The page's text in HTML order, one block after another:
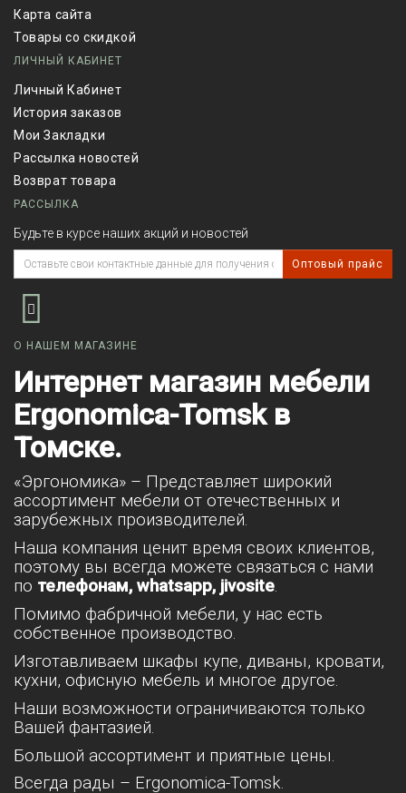
Карта сайта
Товары со скидкой
ЛИЧНЫЙ КАБИНЕТ
Личный Кабинет
История заказов
Мои Закладки
Рассылка новостей
Возврат товара
РАССЫЛКА
Будьте в курсе наших акций и новостей
Оптовый прайс
О НАШЕМ МАГАЗИНЕ
Интернет магазин мебели
Ergonomica-Tomsk в
Томске.
«Эргономика» – Представляет широкий
ассортимент мебели от отечественных и
зарубежных производителей.
Наша компания ценит время своих клиентов,
поэтому вы всегда можете связаться с нами
по телефонам, whatsapp, jivosite.
Помимо фабричной мебели, у нас есть
собственное производство.
Изготавливаем шкафы купе, диваны, кровати,
кухни, офисную мебель и многое другое.
Наши возможности ограничиваются только
Вашей фантазией.
Большой ассортимент и приятные цены.
Всегда рады – Ergonomica-Tomsk.